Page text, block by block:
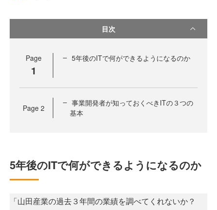
目次
Page
1
5年後のITで何ができるようになるのか
Page 2
事業開発者が知っておくべきITの３つの
基本
5年後のITで何ができるようになるのか
「山田産業の過去３年間の業績を調べてくれないか？